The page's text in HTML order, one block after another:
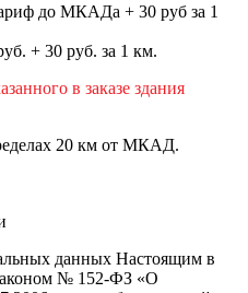
до МКАДа + 30 руб за 1
+ 30 руб. за 1 км.
в заказе здания
20 км от МКАД.
данных Настоящим в
№ 152-ФЗ «О